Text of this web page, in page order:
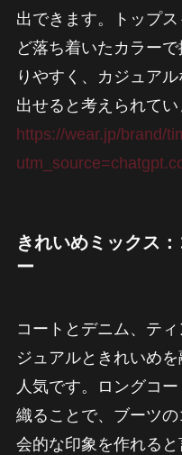
出できます。トップ
ど落ち着いたカラー
りやすく、カジュア
出せると考えられてい
https://wear.jp/brand/
きれいめミックス
ー
コートとデニム、テ
ジュアルときれいめ
人気です。ロングコ
織ることで、ブーツ
会的な印象を作れる